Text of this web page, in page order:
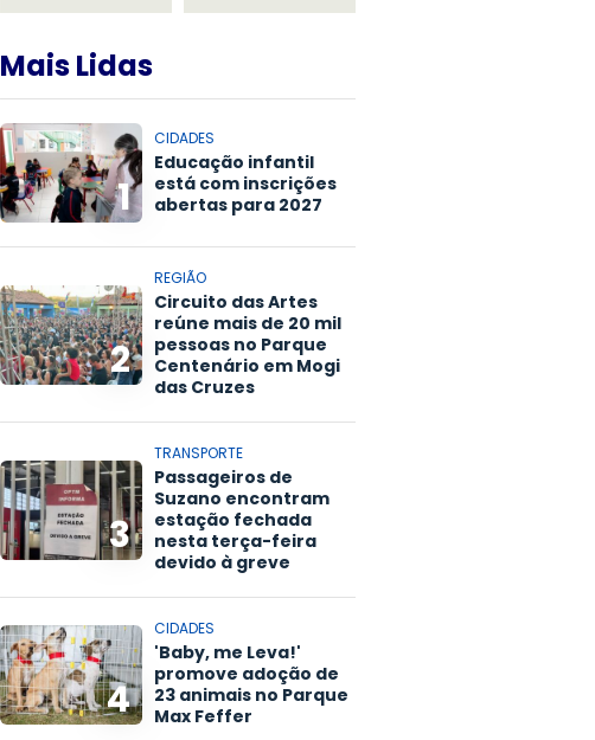
Mais Lidas
1
CIDADES
Educação infantil
está com inscrições
abertas para 2027
2
REGIÃO
Circuito das Artes
reúne mais de 20 mil
pessoas no Parque
Centenário em Mogi
das Cruzes
3
TRANSPORTE
Passageiros de
Suzano encontram
estação fechada
nesta terça-feira
devido à greve
4
CIDADES
'Baby, me Leva!'
promove adoção de
23 animais no Parque
Max Feffer